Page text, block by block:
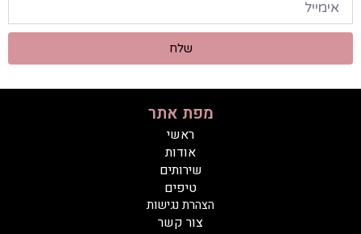
שלח
מפת אתר
ראשי
אודות
שירותים
טיפים
הצהרת נגישות
צור קשר